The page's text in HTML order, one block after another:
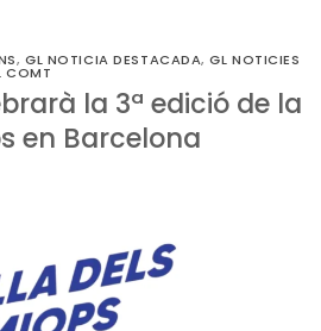
,GL NOTICIA DESTACADA,GL NOTICIES
COMT
la 3ª edició de la
en Barcelona